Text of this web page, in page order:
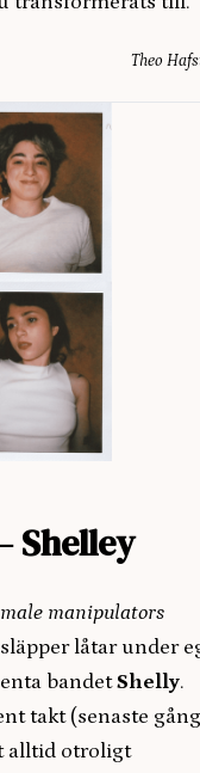
Theo
Shelley
male manipulators
låtar under
bandetShelly.
takt (senaste
alltid otroligt